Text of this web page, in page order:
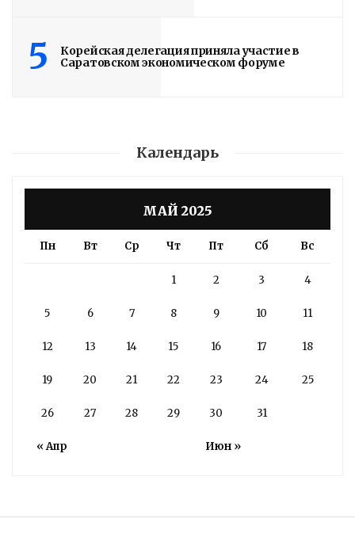
5
Корейская делегация приняла участие в
Саратовском экономическом форуме
Календарь
МАЙ 2025
Пн Вт Ср Чт Пт Сб Вс
« Апр Июн »
1 2 3 4
5 6 7 8 9 10 11
12 13 14 15 16 17 18
19 20 21 22 23 24 25
26 27 28 29 30 31